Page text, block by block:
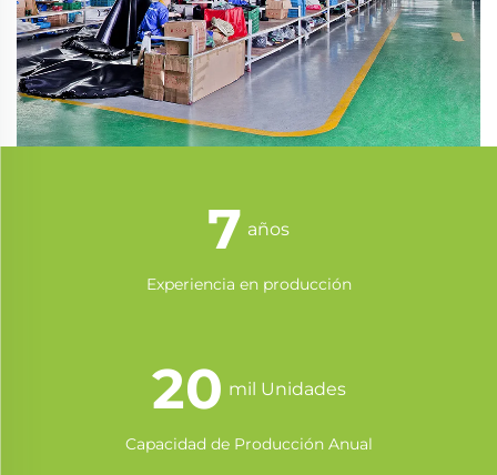
9 años
Experiencia en producción
27 mil Unidades
Capacidad de Producción Anual